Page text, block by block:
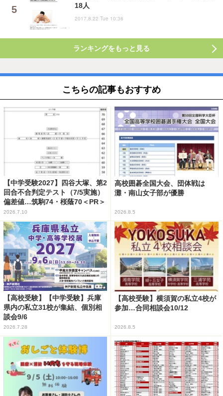
18人
2017.8.22 Tue 10:36
ランキングをもっと見る
こちらの記事もおすすめ
【中学受験2027】四谷大塚、第2
回合不合判定テスト（7/5実施）
偏差値…筑駒74・桜蔭70＜PR＞
2026.7.10
高校囲碁全国大会、団体戦は
灘・南山女子部が優勝
2026.8.5
【高校受験】【中学受験】兵庫
県内の私立31校が集結、個別相
談会9/6
2026.7.28
【高校受験】横須賀の私立4校が
参加…合同相談会10/12
2026.8.5